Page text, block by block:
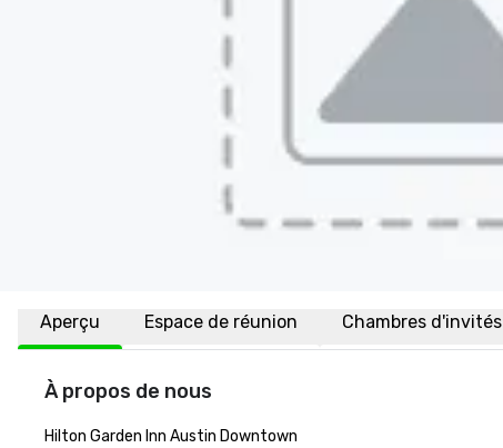
Aperçu Espace de réunion Chambres d'invités
À propos de nous
Hilton Garden Inn Austin Downtown